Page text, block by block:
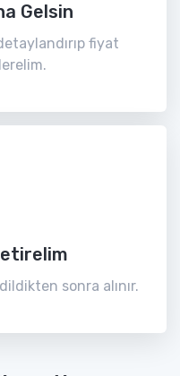
Gelsin
fiyat
sonra alınır.